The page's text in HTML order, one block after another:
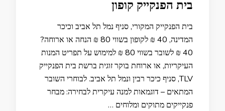
בית הפנקייק קופון
בית הפנקייק המקורי, סניף נמל תל אביב וכיכר
המדינה, 40 ₪ לקופון בשווי 80 ₪ הנחה או ארוחה?
40 ₪ לשובר בשווי 80 ₪ למימוש על תפריט המנות
העיקריות, או ארוחת בוקר זוגית ברשת בית הפנקייק
TLV, סניף כיכר רבין ונמל תל אביב. לבוחרי השובר
המתאים – דוגמאות למנה עיקרית לבחירה: מבחר
פנקייקים מתוקים ומלוחים …